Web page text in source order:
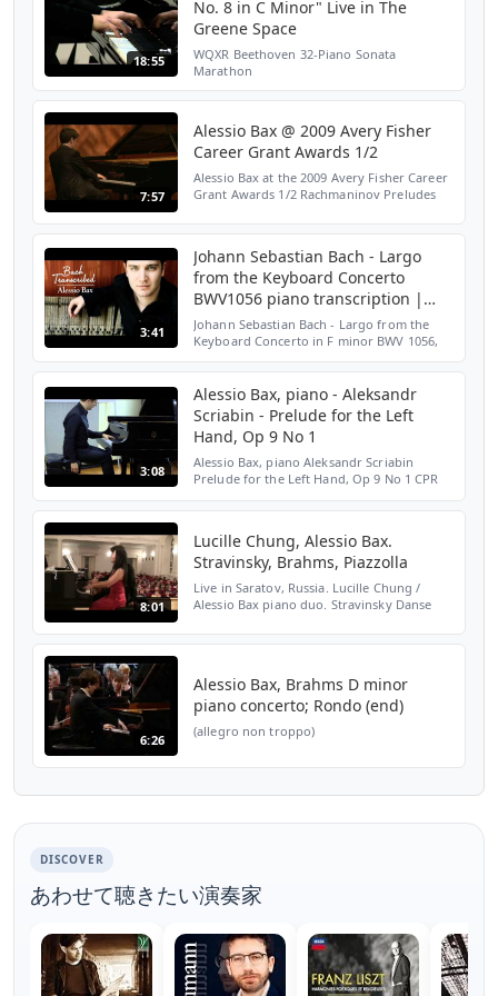
18:55
No. 8 in C Minor" Live in The
Greene Space
WQXR Beethoven 32-Piano Sonata
Marathon
7:57
Alessio Bax @ 2009 Avery Fisher
Career Grant Awards 1/2
Alessio Bax at the 2009 Avery Fisher Career
Grant Awards 1/2 Rachmaninov Preludes
3:41
Johann Sebastian Bach - Largo
from the Keyboard Concerto
BWV1056 piano transcription |
Alessio Bax
Johann Sebastian Bach - Largo from the
Keyboard Concerto in F minor BWV 1056,
v=odHWI5b-ZUo&list=PLF2ayhc...
3:08
Alessio Bax, piano - Aleksandr
Scriabin - Prelude for the Left
Hand, Op 9 No 1
Alessio Bax, piano Aleksandr Scriabin
Prelude for the Left Hand, Op 9 No 1 CPR
8:01
Lucille Chung, Alessio Bax.
Stravinsky, Brahms, Piazzolla
Live in Saratov, Russia. Lucille Chung /
Alessio Bax piano duo. Stravinsky Danse
6:26
Alessio Bax, Brahms D minor
piano concerto; Rondo (end)
(allegro non troppo)
DISCOVER
あわせて聴きたい演奏家